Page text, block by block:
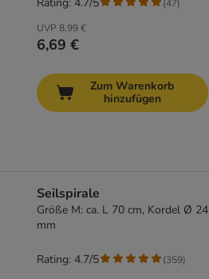
UVP 8,99 €
6,69 €
(47)
Zum Warenkorb
hinzufügen
Seilspirale
Größe M: ca. L 70 cm, Kordel Ø 24
mm
Rating: 4.7/5 (359)